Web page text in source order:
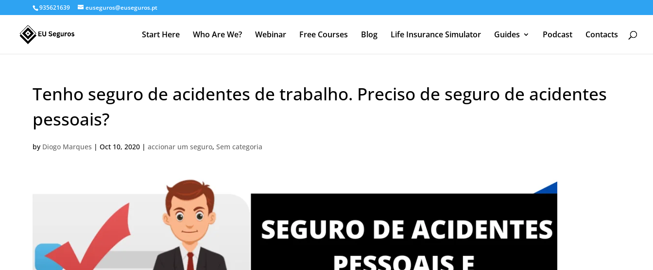
935621639 euseguros@euseguros.pt
Start Here Who Are We? Webinar Free Courses Blog Life Insurance Simulator Guides Podcast Contacts
Tenho seguro de acidentes de trabalho. Preciso de seguro de acidentes
pessoais?
by Diogo Marques |Oct 10, 2020 |accionar um seguro,Sem categoria